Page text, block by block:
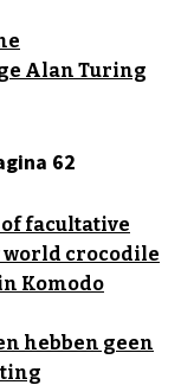
Alan Turing
62
facultative
world crocodile
Komodo
hebben geen